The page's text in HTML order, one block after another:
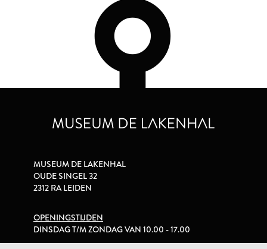
MUSEUM DE LAKENHAL
OUDE SINGEL 32
2312 RA LEIDEN
OPENINGSTIJDEN
DINSDAG T/M ZONDAG VAN 10.00 - 17.00